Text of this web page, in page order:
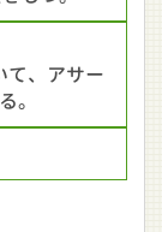
て、アサー
。